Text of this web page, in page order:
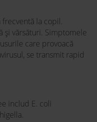
la copil.
și vărsături. Simptomele
care provoacă
se transmit rapid
includ E. coli